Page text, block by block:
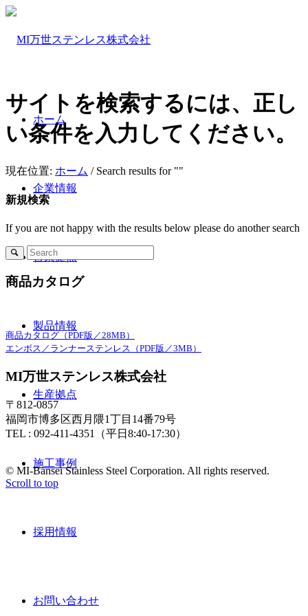
ホーム
企業情報
営業拠点
製品情報
生産拠点
施工事例
採用情報
お問い合わせ
サイトを検索するには、正し
い条件を入力してください。
現在位置: ホーム / Search results for ""
新規検索
If you are not happy with the results below please do another search
商品カタログ
商品カタログ（PDF版／28MB）
エンボス／ランナーステンレス（PDF版／3MB）
MI万世ステンレス株式会社
〒812-0857
福岡市博多区西月隈1丁目14番79号
TEL : 092-411-4351（平日8:40-17:30）
© MI-Bansei Stainless Steel Corporation. All rights reserved.
Scroll to top